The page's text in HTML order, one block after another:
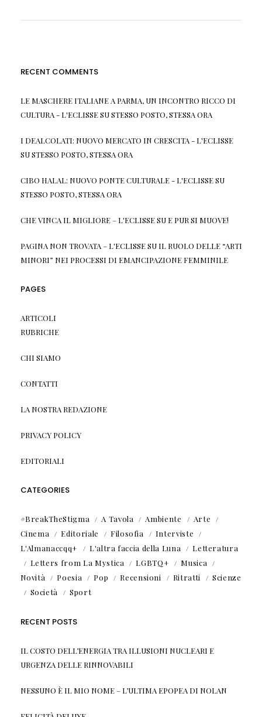
RECENT COMMENTS
LE MASCHERE ITALIANE A PARMA, UN INCONTRO RICCO DI
CULTURA - L'ECLISSESUSTESSO POSTO, STESSA ORA
I DEALCOLATI: NUOVO MERCATO IN CRESCITA - L'ECLISSE
SUSTESSO POSTO, STESSA ORA
CIBO HALAL: NUOVO PONTE CULTURALE - L'ECLISSESU
STESSO POSTO, STESSA ORA
CHE VINCA IL MIGLIORE – L'ECLISSESU E PUR SI MUOVE!
PAGINA NON TROVATA – L'ECLISSESU IL RUOLO DELLE “ARTI
MINORI” NEI PROCESSI DI EMANCIPAZIONE FEMMINILE
PAGES
ARTICOLI
RUBRICHE
CHI SIAMO
CONTATTI
LA NOSTRA REDAZIONE
PRIVACY POLICY
EDITORIALI
CATEGORIES
#BreakTheStigma A Tavola Ambiente
Arte
Cinema
Editoriale Filosofia
Interviste
L'Almanaccqq+
L'altra faccia della Luna
Letteratura
Letters from La Mystica
LGBTQ+
Musica
Novità
Poesia Pop Recensioni Ritratti
Scienze
Società
Sport
RECENT POSTS
IL COSTO DELL’ENERGIA TRA ILLUSIONI NUCLEARI E
URGENZA DELLE RINNOVABILI
NESSUNO È IL MIO NOME – L’ULTIMA EPOPEA DI NOLAN